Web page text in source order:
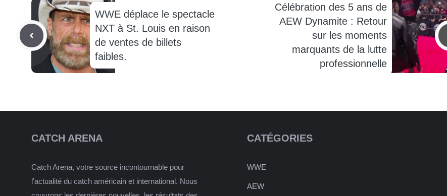
WWE déplace le spectacle
NXT à St. Louis en raison
de ventes de billets
faibles.
Célébration des 5 ans de
AEW Dynamite : Retour
sur les moments
marquants de la lutte
professionnelle
CATCH ARENA
Catch Arena, votre source incontournable pour
l'actualité du catch américain et international. Nous
CATÉGORIES
WWE
AEW